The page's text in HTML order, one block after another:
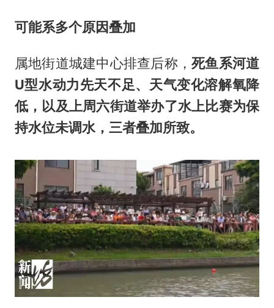
可能系多个原因叠加
属地街道城建中心排查后称，死鱼系河道
U型水动力先天不足、天气变化溶解氧降
低，以及上周六街道举办了水上比赛为保
持水位未调水，三者叠加所致。